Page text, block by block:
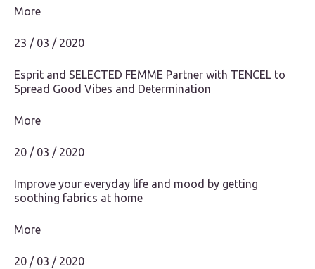
More
23 / 03 / 2020
Esprit and SELECTED FEMME Partner with TENCEL to
Spread Good Vibes and Determination
More
20 / 03 / 2020
Improve your everyday life and mood by getting
soothing fabrics at home
More
20 / 03 / 2020